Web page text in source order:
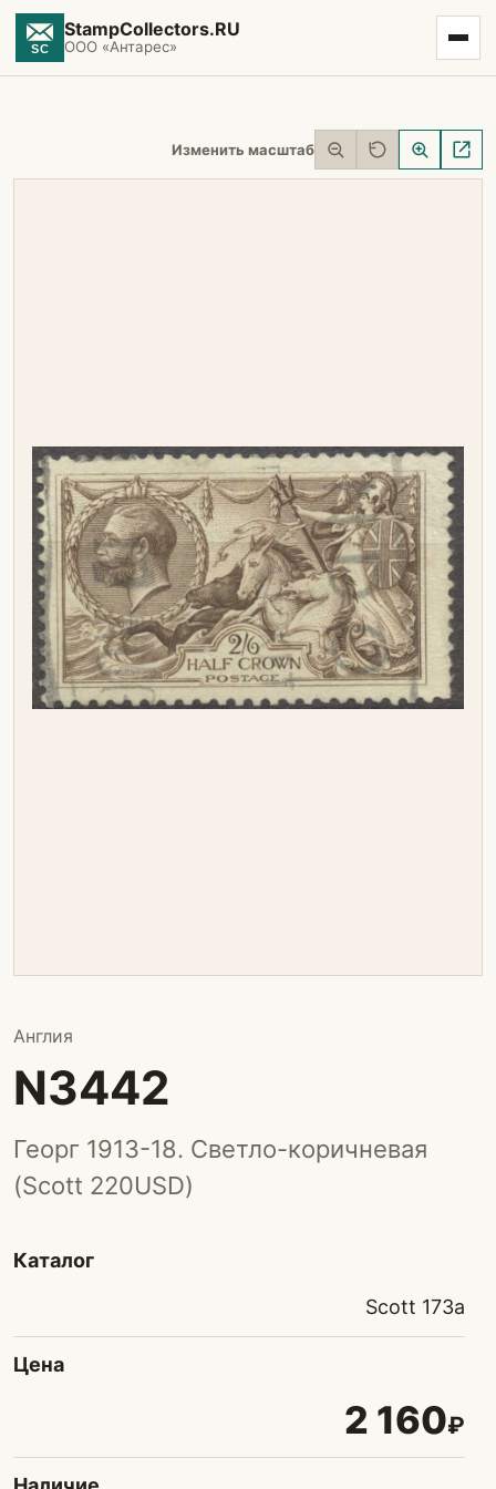
StampCollectors.RU
ООО «Антарес»
Изменить масштаб
Англия
N3442
Георг 1913-18. Светло-коричневая
(Scott 220USD)
Каталог
Scott 173a
Цена
2 160₽